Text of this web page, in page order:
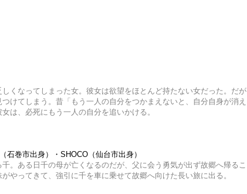
くなってしまった女。彼女は欲望をほとんど持たない女だった。だが
けてしまう。昔「もう一人の自分をつかまえないと、自分自身が消え
は、必死にもう一人の自分を追いかける。
石巻市出身）・SHOCO（仙台市出身）
。ある日千の母が亡くなるのだが、父に会う勇気が出ず故郷へ帰るこ
やってきて、強引に千を車に乗せて故郷へ向けた長い旅に出る。